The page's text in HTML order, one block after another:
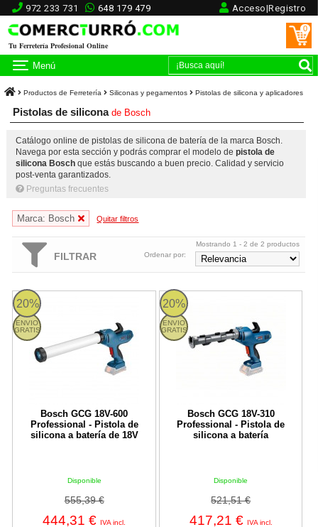
972 233 731 648 179 479 Acceso|Registro
Tu Ferretería Profesional Online
0
Menú
Productos de Ferretería Siliconas y pegamentos Pistolas de silicona y aplicadores
Pistolas de siliconade Bosch
Catálogo online de pistolas de silicona de batería de la marca Bosch.
Navega por esta sección y podrás comprar el modelo de pistola de
silicona Boschque estás buscando a buen precio. Calidad y servicio
post-venta garantizados.
Preguntas frecuentes
Marca: Bosch Quitar filtros
FILTRAR
Mostrando 1 - 2 de 2 productos
Ordenar por:
20%
ENVIO
GRATIS
Bosch GCG 18V-600
Professional - Pistola de
silicona a batería de 18V
Disponible
555,39 €
444,31 € IVA incl.
Bosch GCG 18V-600 Professional - Pistola de silicona a batería
20%
ENVIO
GRATIS
Bosch GCG 18V-310
Professional - Pistola de
silicona a batería
Disponible
521,51 €
417,21 € IVA incl.
Bosch GCG 18V-310